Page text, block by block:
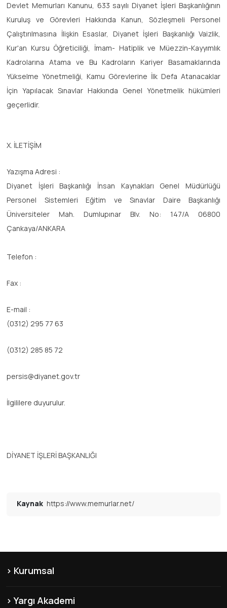
Devlet Memurları Kanunu, 633 sayılı Diyanet İşleri Başkanlığının
Kuruluş ve Görevleri Hakkında Kanun, Sözleşmeli Personel
Çalıştırılmasına İlişkin Esaslar, Diyanet İşleri Başkanlığı Vaizlik,
Kur'an Kursu Öğreticiliği, İmam- Hatiplik ve Müezzin-Kayyımlık
Kadrolarına Atama ve Bu Kadroların Kariyer Basamaklarında
Yükselme Yönetmeliği, Kamu Görevlerine İlk Defa Atanacaklar
İçin Yapılacak Sınavlar Hakkında Genel Yönetmelik hükümleri
geçerlidir.
X. İLETİŞİM
Yazışma Adresi :
Diyanet İşleri Başkanlığı İnsan Kaynakları Genel Müdürlüğü
Personel Sistemleri Eğitim ve Sınavlar Daire Başkanlığı
Üniversiteler Mah. Dumlupınar Blv. No: 147/A 06800
Çankaya/ANKARA
Telefon :
Fax :
E-mail :
(0312) 295 77 63
(0312) 285 85 72
persis@diyanet.gov.tr
İlgililere duyurulur.
DİYANET İŞLERİ BAŞKANLIĞI
Kaynak https://www.memurlar.net/
Kurumsal
Yargı Akademi